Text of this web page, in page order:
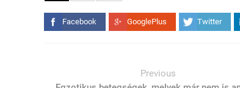
Facebook GooglePlus Twitter
Previous